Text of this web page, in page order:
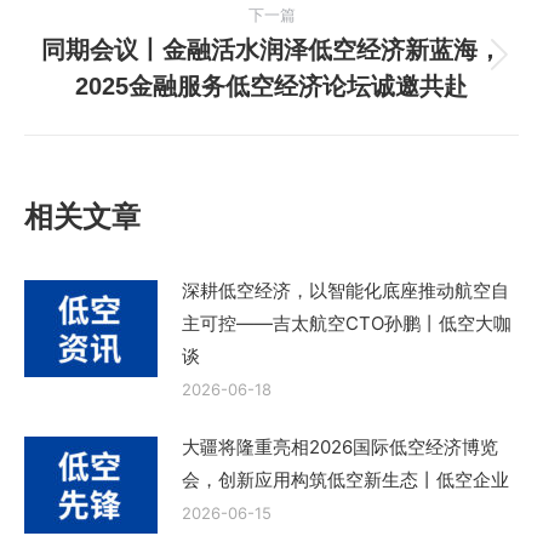
航
文
章：
下一篇
下
一
同期会议丨金融活水润泽低空经济新蓝海，
2025金融服务低空经济论坛诚邀共赴
相关文章
深耕低空经济，以智能化底座推动航空自
主可控——吉太航空CTO孙鹏丨低空大咖
谈
2026-06-18
大疆将隆重亮相2026国际低空经济博览
会，创新应用构筑低空新生态丨低空企业
2026-06-15